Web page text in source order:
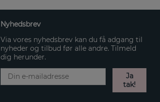
Nyhedsbrev
Via vores nyhedsbrev kan du få adgang til
nyheder og tilbud før alle andre. Tilmeld
dig herunder.
Ja
tak!